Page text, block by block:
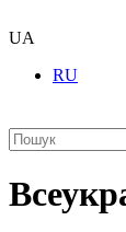
UA
RU